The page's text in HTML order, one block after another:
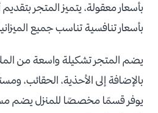
بأسعار معقولة، يتميز المتجر
بأسعار تنافسية تناسب جميع
يضم المتجر تشكيلة واسعة من
بالإضافة إلى الأحذية، الحقائب،
يوفر قسمًا مخصصًا للمنزل يضم